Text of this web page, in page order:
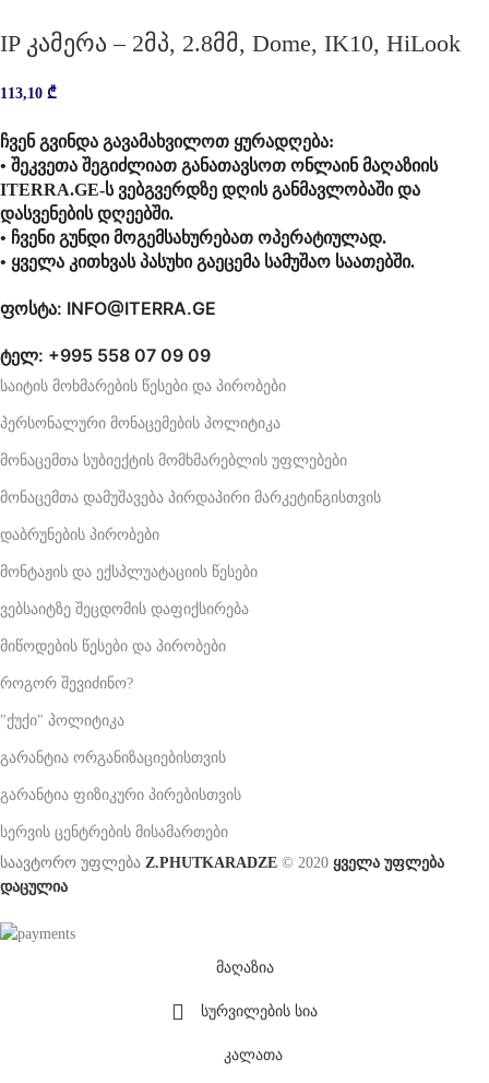
IP კამერა – 2მპ, 2.8მმ, Dome, IK10, HiLook
113,10 ₾
ჩვენ გვინდა გავამახვილოთ ყურადღება:
• შეკვეთა შეგიძლიათ განათავსოთ ონლაინ მაღაზიის
ITERRA.GE-ს ვებგვერდზე დღის განმავლობაში და
დასვენების დღეებში.
• ჩვენი გუნდი მოგემსახურებათ ოპერატიულად.
• ყველა კითხვას პასუხი გაეცემა სამუშაო საათებში.
ფოსტა: INFO@ITERRA.GE
ტელ: +995 558 07 09 09
საიტის მოხმარების წესები და პირობები
პერსონალური მონაცემების პოლიტიკა
მონაცემთა სუბიექტის მომხმარებლის უფლებები
მონაცემთა დამუშავება პირდაპირი მარკეტინგისთვის
დაბრუნების პირობები
მონტაჟის და ექსპლუატაციის წესები
ვებსაიტზე შეცდომის დაფიქსირება
მიწოდების წესები და პირობები
როგორ შევიძინო?
"ქუქი" პოლიტიკა
გარანტია ორგანიზაციებისთვის
გარანტია ფიზიკური პირებისთვის
სერვის ცენტრების მისამართები
საავტორო უფლება Z.PHUTKARADZE © 2020 ყველა უფლება
დაცულია
მაღაზია
სურვილების სია
კალათა